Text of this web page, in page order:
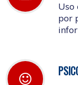
Uso
por